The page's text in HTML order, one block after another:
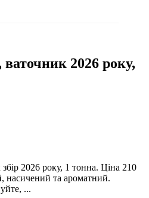
2026 року,
2026 року, 1 тонна. Ціна 210
насичений та ароматний.
...